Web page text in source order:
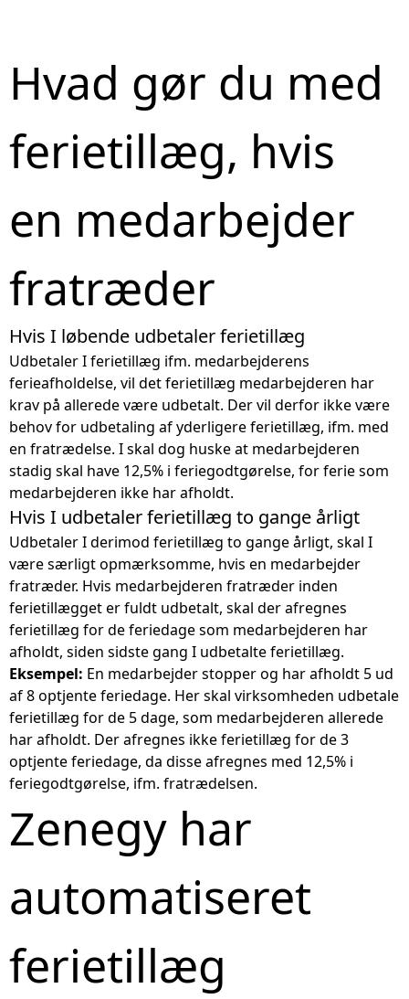
Hvad gør du med
ferietillæg, hvis
en medarbejder
fratræder
Hvis I løbende udbetaler ferietillæg
Udbetaler I ferietillæg ifm. medarbejderens
ferieafholdelse, vil det ferietillæg medarbejderen har
krav på allerede være udbetalt. Der vil derfor ikke være
behov for udbetaling af yderligere ferietillæg, ifm. med
en fratrædelse. I skal dog huske at medarbejderen
stadig skal have 12,5% i feriegodtgørelse, for ferie som
medarbejderen ikke har afholdt.
Hvis I udbetaler ferietillæg to gange årligt
Udbetaler I derimod ferietillæg to gange årligt, skal I
være særligt opmærksomme, hvis en medarbejder
fratræder. Hvis medarbejderen fratræder inden
ferietillægget er fuldt udbetalt, skal der afregnes
ferietillæg for de feriedage som medarbejderen har
afholdt, siden sidste gang I udbetalte ferietillæg.
Eksempel: En medarbejder stopper og har afholdt 5 ud
af 8 optjente feriedage. Her skal virksomheden udbetale
ferietillæg for de 5 dage, som medarbejderen allerede
har afholdt. Der afregnes ikke ferietillæg for de 3
optjente feriedage, da disse afregnes med 12,5% i
feriegodtgørelse, ifm. fratrædelsen.
Zenegy har
automatiseret
ferietillæg